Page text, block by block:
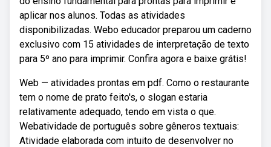
aplicar nos alunos. Todas as atividades
disponibilizadas. Webo educador preparou um caderno
exclusivo com 15 atividades de interpretação de texto
para 5º ano para imprimir. Confira agora e baixe grátis!
Web — atividades prontas em pdf. Como o restaurante
tem o nome de prato feito's, o slogan estaria
relativamente adequado, tendo em vista o que.
Webatividade de português sobre gêneros textuais:
Atividade elaborada com intuito de desenvolver no